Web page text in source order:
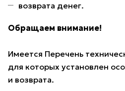
возврата денег.
Обращаем внимание!
Имеется Перечень
для которых установлен
и возврата.